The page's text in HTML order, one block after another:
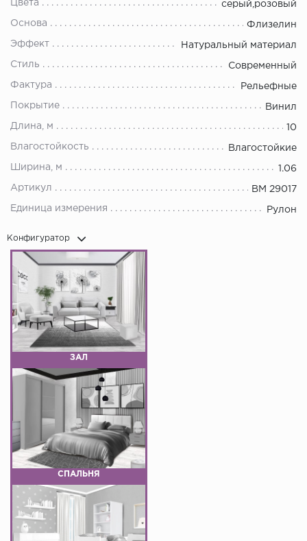
Цвета серый,розовый
Основа Флизелин
Эффект Натуральный материал
Стиль Современный
Фактура Рельефные
Покрытие Винил
Длина, м 10
Влагостойкость Влагостойкие
Ширина, м 1.06
Артикул BM 29017
Единица измерения Рулон
Конфигуратор
ЗАЛ
СПАЛЬНЯ